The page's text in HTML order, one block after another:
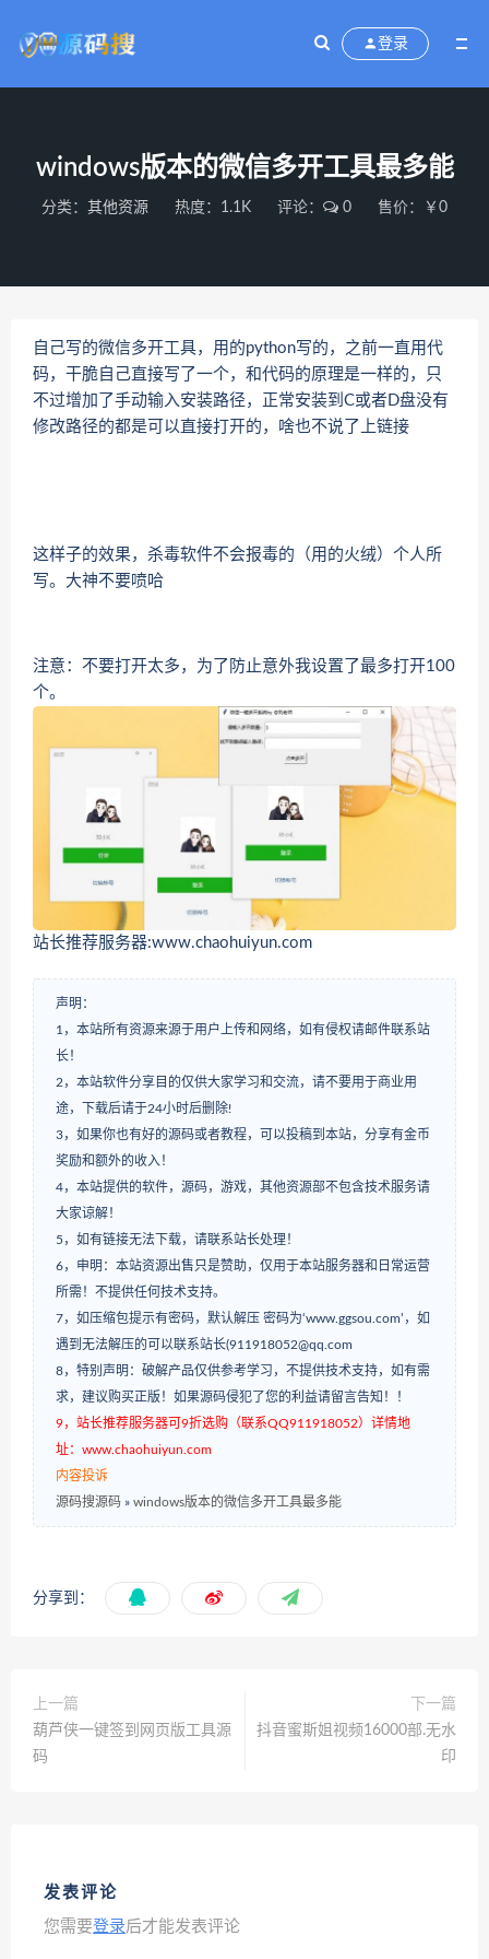
登录
windows版本的微信多开工具最多能
分类： 其他资源 热度：1.1K 评论： 0 售价：￥0
自己写的微信多开工具，用的python写的，之前一直用代
码，干脆自己直接写了一个，和代码的原理是一样的，只
不过增加了手动输入安装路径，正常安装到C或者D盘没有
修改路径的都是可以直接打开的，啥也不说了上链接
这样子的效果，杀毒软件不会报毒的（用的火绒）个人所
写。大神不要喷哈
注意：不要打开太多，为了防止意外我设置了最多打开100
个。
站长推荐服务器:www.chaohuiyun.com
声明：
1，本站所有资源来源于用户上传和网络，如有侵权请邮件联系站
长！
2，本站软件分享目的仅供大家学习和交流，请不要用于商业用
途，下载后请于24小时后删除!
3，如果你也有好的源码或者教程，可以投稿到本站，分享有金币
奖励和额外的收入！
4，本站提供的软件，源码，游戏，其他资源部不包含技术服务请
大家谅解！
5，如有链接无法下载，请联系站长处理！
6，申明：本站资源出售只是赞助，仅用于本站服务器和日常运营
所需！不提供任何技术支持。
7，如压缩包提示有密码，默认解压 密码为‘www.ggsou.com’，如
遇到无法解压的可以联系站长(911918052@qq.com
8，特别声明：破解产品仅供参考学习，不提供技术支持，如有需
求，建议购买正版！如果源码侵犯了您的利益请留言告知！！
9，站长推荐服务器可9折选购（联系QQ911918052）详情地
址：www.chaohuiyun.com
内容投诉
源码搜源码 » windows版本的微信多开工具最多能
分享到：
上一篇
葫芦侠一键签到网页版工具源
码
下一篇
抖音蜜斯姐视频16000部.无水
印
发表评论
您需要登录后才能发表评论